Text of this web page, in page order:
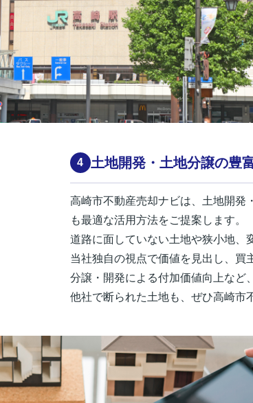
土地開発・土地分譲の豊
高崎市不動産売却ナビは、土地開発
も最適な活用方法をご提案します。
道路に面していない土地や狭小地、
当社独自の視点で価値を見出し、買
分譲・開発による付加価値向上など
他社で断られた土地も、ぜひ高崎市